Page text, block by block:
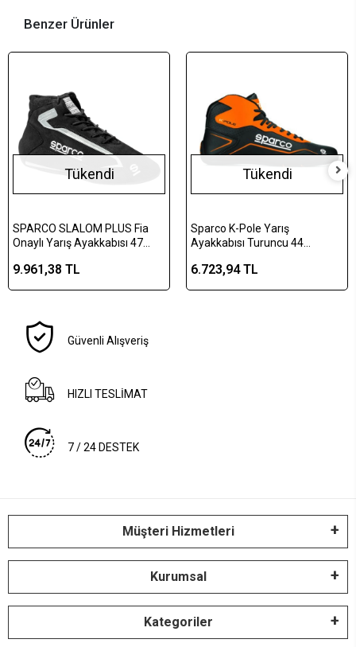
Benzer Ürünler
Tükendi
SPARCO SLALOM PLUS Fia
Onaylı Yarış Ayakkabısı 47
9.961,38 TL
Tükendi
Sparco K-Pole Yarış
Ayakkabısı Turuncu 44
6.723,94 TL
Güvenli Alışveriş
HIZLI TESLİMAT
7 / 24 DESTEK
Müşteri Hizmetleri
Kurumsal
Kategoriler